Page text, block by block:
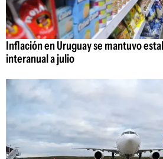
Inflación en Uruguay se mantuvo
interanual a julio